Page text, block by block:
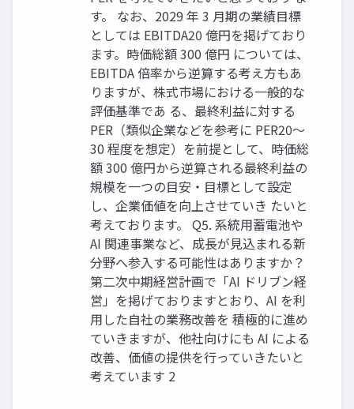
す。 なお、2029 年 3 月期の業績目標
としては EBITDA20 億円を掲げており
ます。時価総額 300 億円 については、
EBITDA 倍率から逆算する考え方もあ
りますが、株式市場における一般的な
評価基準であ る、最終利益に対する
PER（類似企業などを参考に PER20〜
30 程度を想定）を前提として、時価総
額 300 億円から逆算される最終利益の
規模を一つの目安・目標として設定
し、企業価値を向上させていき たいと
考えております。 Q5. 系統用蓄電池や
AI 関連事業など、成長が見込まれる新
分野へ参入する可能性はありますか？
第二次中期経営計画で「AI ドリブン経
営」を掲げておりますとおり、AI を利
用した自社の業務改善を 積極的に進め
ていきますが、他社向けにも AI による
改善、価値の提供を行っていきたいと
考えています 2